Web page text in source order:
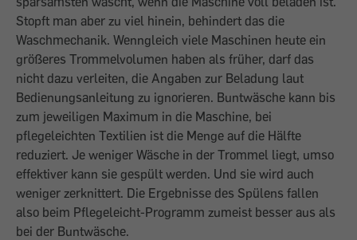
Stopft man aber zu viel hinein, behindert das die
Waschmechanik. Wenngleich viele Maschinen heute ein
größeres Trommelvolumen haben als früher, darf das
nicht dazu verleiten, die Angaben zur Beladung laut
Bedienungsanleitung zu ignorieren. Buntwäsche kann bis
zum jeweiligen Maximum in die Maschine, bei
pflegeleichten Textilien ist die Menge auf die Hälfte
reduziert. Je weniger Wäsche in der Trommel liegt, umso
­effektiver kann sie gespült werden. Und sie wird auch
weniger zerknittert. Die Ergebnisse des Spülens fallen
also beim Pflegeleicht-Programm zumeist besser aus als
bei der Buntwäsche.